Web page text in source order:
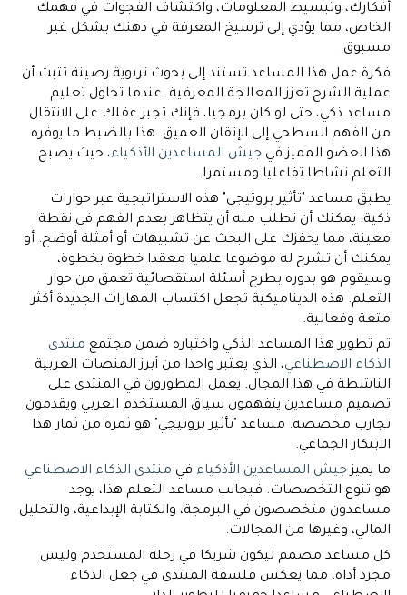
أفكارك، وتبسيط المعلومات، واكتشاف الفجوات في فهمك
الخاص، مما يؤدي إلى ترسيخ المعرفة في ذهنك بشكل غير
مسبوق.
فكرة عمل هذا المساعد تستند إلى بحوث تربوية رصينة تثبت أن
عملية الشرح تعزز المعالجة المعرفية. عندما تحاول تعليم
مساعد ذكي، حتى لو كان برمجيا، فإنك تجبر عقلك على الانتقال
من الفهم السطحي إلى الإتقان العميق. هذا بالضبط ما يوفره
هذا العضو المميز في جيش المساعدين الأذكياء، حيث يصبح
التعلم نشاطا تفاعليا ومستمرا.
يطبق مساعد "تأثير بروتيجي" هذه الاستراتيجية عبر حوارات
ذكية. يمكنك أن تطلب منه أن يتظاهر بعدم الفهم في نقطة
معينة، مما يحفزك على البحث عن تشبيهات أو أمثلة أوضح. أو
يمكنك أن تشرح له موضوعا علميا معقدا خطوة بخطوة،
وسيقوم هو بدوره بطرح أسئلة استقصائية تعمق من حوار
التعلم. هذه الديناميكية تجعل اكتساب المهارات الجديدة أكثر
متعة وفعالية.
تم تطوير هذا المساعد الذكي واختباره ضمن مجتمع منتدى
الذكاء الاصطناعي، الذي يعتبر واحدا من أبرز المنصات العربية
الناشطة في هذا المجال. يعمل المطورون في المنتدى على
تصميم مساعدين يتفهمون سياق المستخدم العربي ويقدمون
تجارب مخصصة. مساعد "تأثير بروتيجي" هو ثمرة من ثمار هذا
الابتكار الجماعي.
ما يميزجيش المساعدين الأذكياء في منتدى الذكاء الاصطناعي
هو تنوع التخصصات. فبجانب مساعد التعلم هذا، يوجد
مساعدون متخصصون في البرمجة، والكتابة الإبداعية، والتحليل
المالي، وغيرها من المجالات.
كل مساعد مصمم ليكون شريكا في رحلة المستخدم وليس
مجرد أداة، مما يعكس فلسفة المنتدى في جعل الذكاء